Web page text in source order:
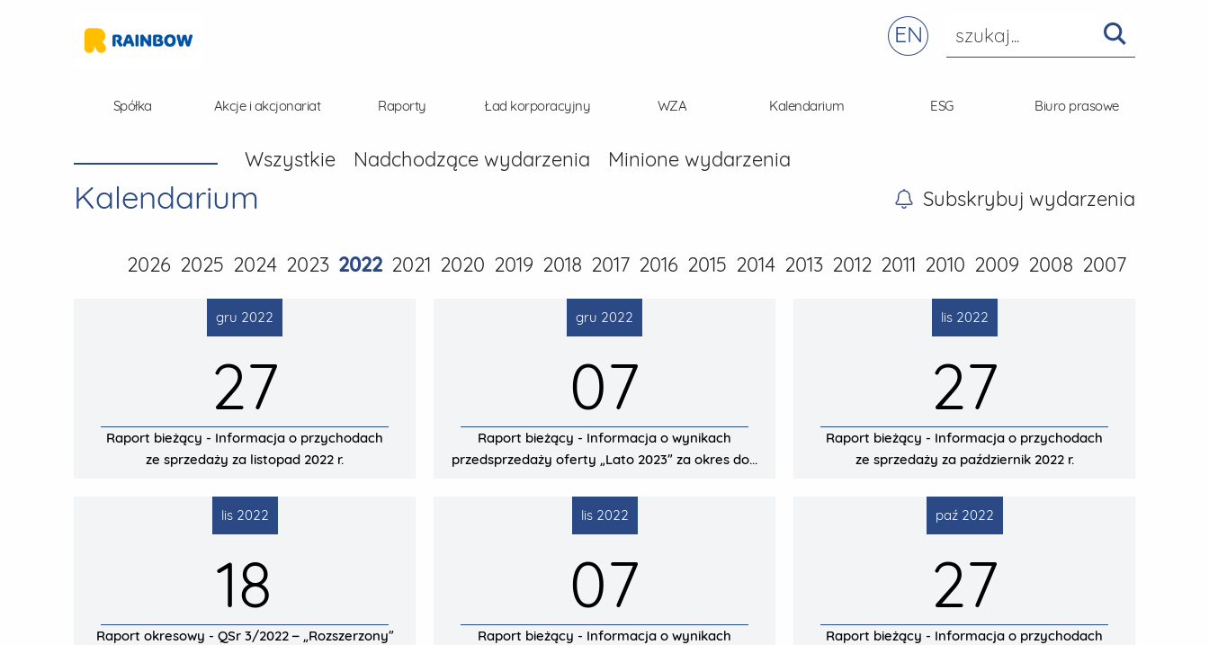
EN
Spółka Akcje i akcjonariat Raporty Ład korporacyjny WZA Kalendarium ESG Biuro prasowe
Kalendarium
Wszystkie Nadchodzące wydarzenia
Minione wydarzenia
Subskrybuj wydarzenia
2026 2025 2024 2023 2022 2021 2020 2019 2018 2017 2016 2015 2014 2013 2012 2011 2010 2009 2008 2007
gru 2022
27
Raport bieżący - Informacja o przychodach
ze sprzedaży za listopad 2022 r.
gru 2022
07
Raport bieżący - Informacja o wynikach
przedsprzedaży oferty „Lato 2023” za okres do...
lis 2022
27
Raport bieżący - Informacja o przychodach
ze sprzedaży za październik 2022 r.
lis 2022
18
Raport okresowy - QSr 3/2022 – „Rozszerzony”
lis 2022
07
Raport bieżący - Informacja o wynikach
paź 2022
27
Raport bieżący - Informacja o przychodach